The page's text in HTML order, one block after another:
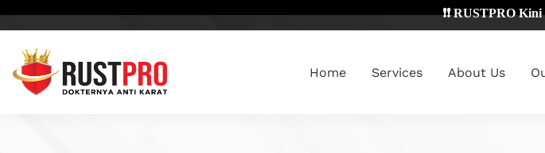
❗❗ RUSTPRO Kini Hadir
Home Services About Us